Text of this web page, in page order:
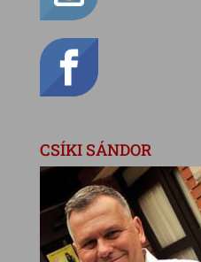
CSÍKI SÁNDOR